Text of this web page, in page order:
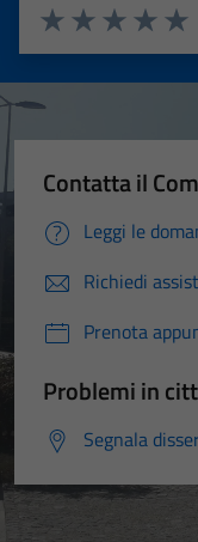
Valuta
Valuta 3
Valuta 2 stelle
Valuta 1 stelle su 5
Contatta il
Leggi le
Richiedi
Prenota
Problemi in
Segnala